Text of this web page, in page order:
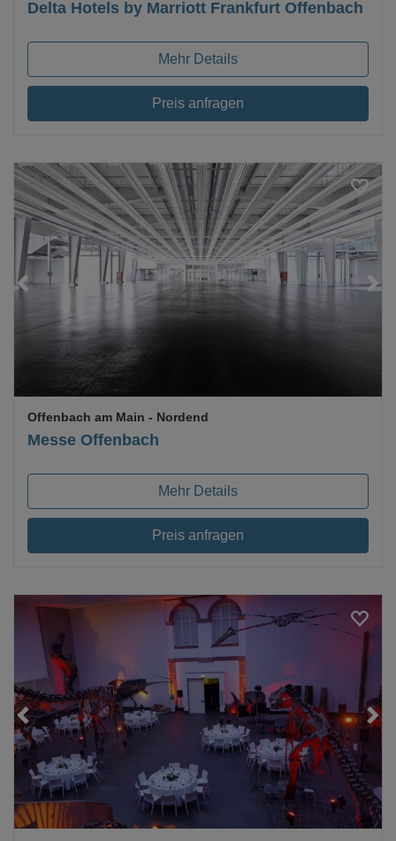
Delta Hotels by Marriott Frankfurt Offenbach
Mehr Details
Preis anfragen
Loading...
Messe Offenbach
Offenbach am Main - Nordend
Mehr Details
Preis anfragen
Loading...